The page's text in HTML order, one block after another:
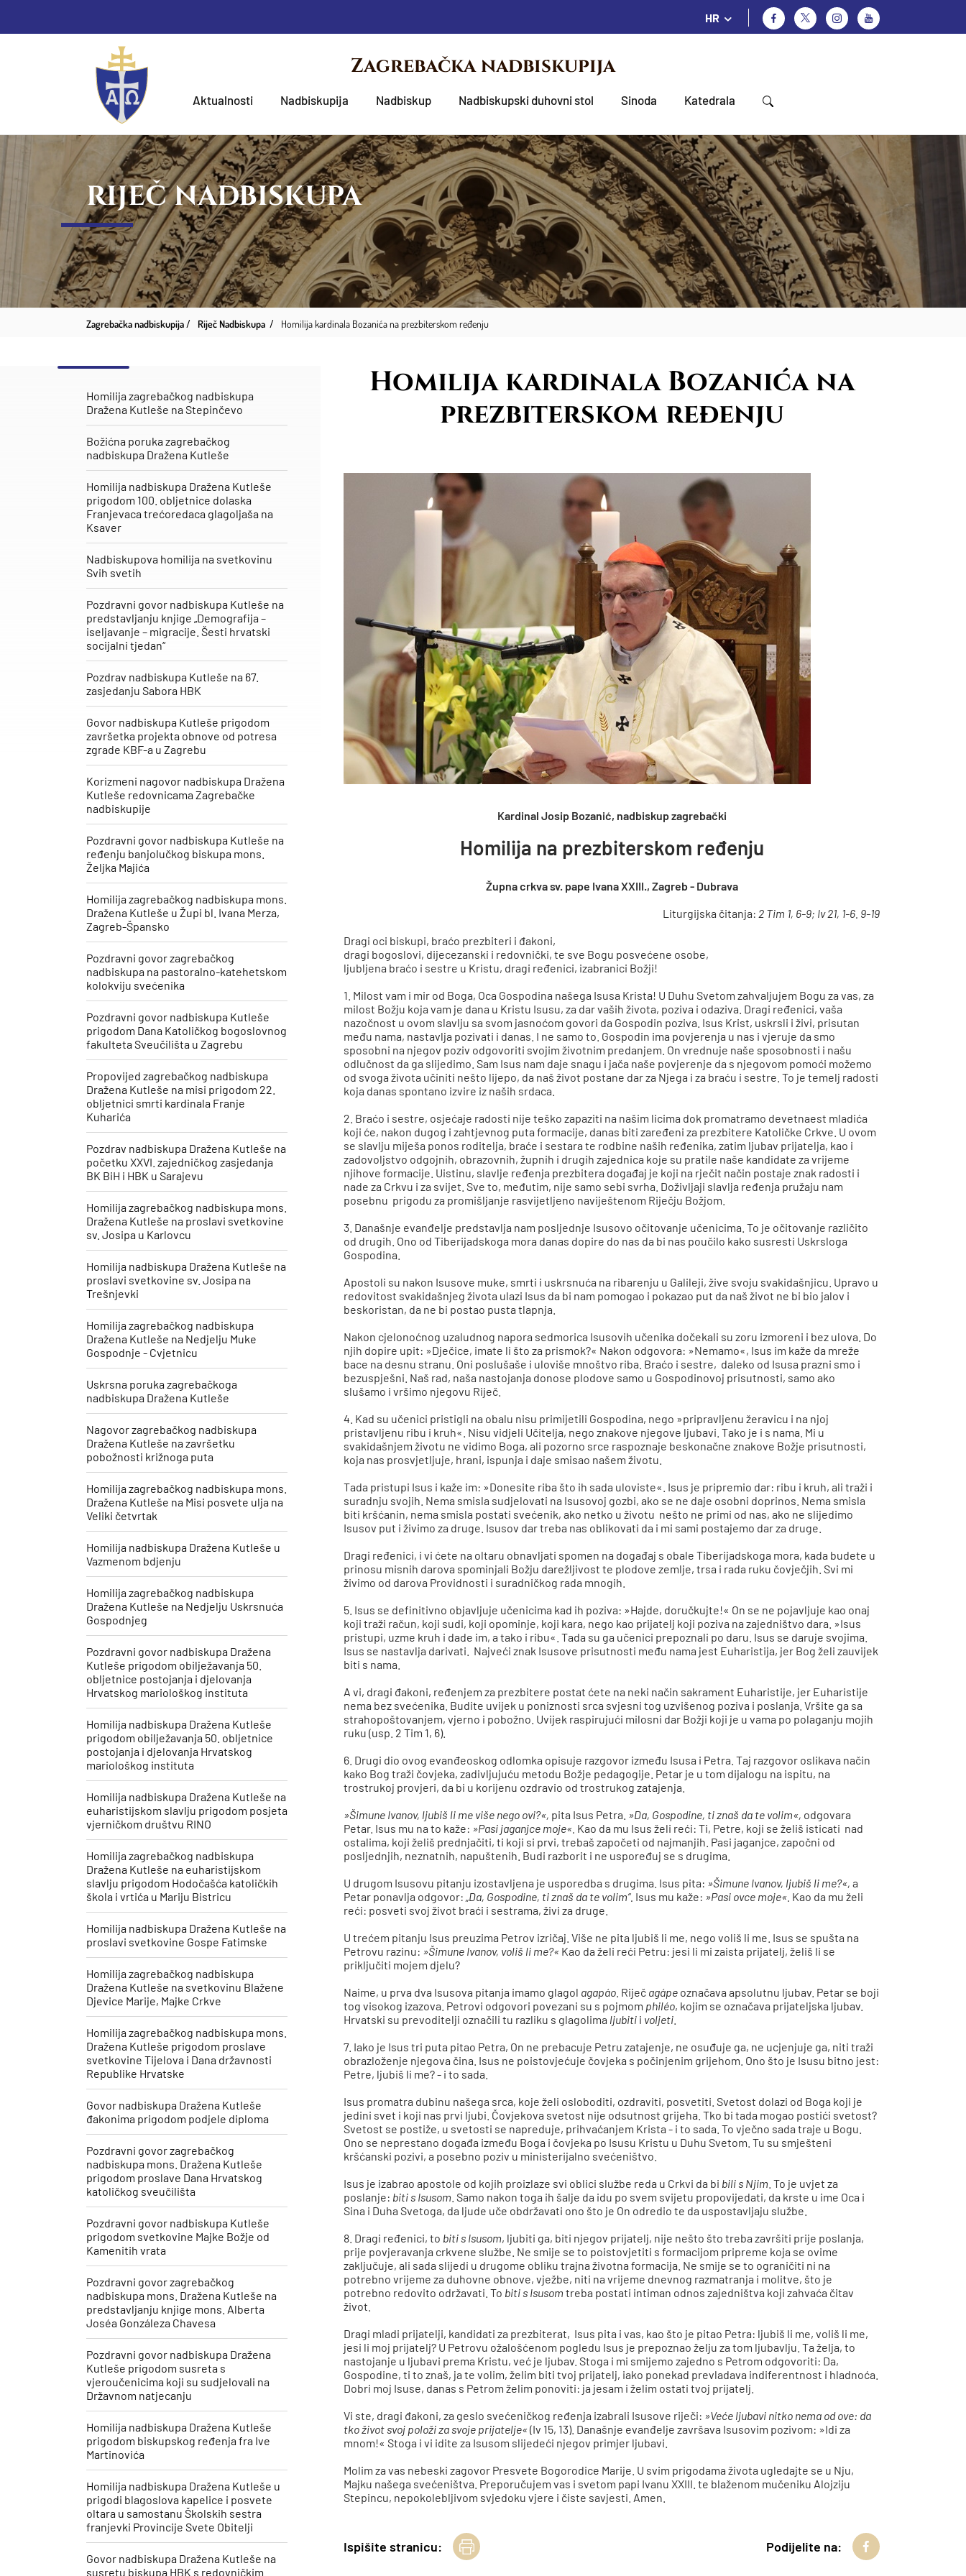
HR
Zagrebačka nadbiskupija
Aktualnosti Nadbiskupija Nadbiskup Nadbiskupski duhovni stol Sinoda Katedrala
RIJEČ NADBISKUPA
Zagrebačka nadbiskupija Riječ Nadbiskupa Homilija kardinala Bozanića na prezbiterskom ređenju
Homilija zagrebačkog nadbiskupa
Dražena Kutleše na Stepinčevo
Božićna poruka zagrebačkog
nadbiskupa Dražena Kutleše
Homilija nadbiskupa Dražena Kutleše
prigodom 100. obljetnice dolaska
Franjevaca trećoredaca glagoljaša na
Ksaver
Nadbiskupova homilija na svetkovinu
Svih svetih
Pozdravni govor nadbiskupa Kutleše na
predstavljanju knjige „Demografija –
iseljavanje – migracije. Šesti hrvatski
socijalni tjedan“
Pozdrav nadbiskupa Kutleše na 67.
zasjedanju Sabora HBK
Govor nadbiskupa Kutleše prigodom
završetka projekta obnove od potresa
zgrade KBF-a u Zagrebu
Korizmeni nagovor nadbiskupa Dražena
Kutleše redovnicama Zagrebačke
nadbiskupije
Pozdravni govor nadbiskupa Kutleše na
ređenju banjolučkog biskupa mons.
Željka Majića
Homilija zagrebačkog nadbiskupa mons.
Dražena Kutleše u Župi bl. Ivana Merza,
Zagreb-Špansko
Pozdravni govor zagrebačkog
nadbiskupa na pastoralno-katehetskom
kolokviju svećenika
Pozdravni govor nadbiskupa Kutleše
prigodom Dana Katoličkog bogoslovnog
fakulteta Sveučilišta u Zagrebu
Propovijed zagrebačkog nadbiskupa
Dražena Kutleše na misi prigodom 22.
obljetnici smrti kardinala Franje
Kuharića
​Pozdrav nadbiskupa Dražena Kutleše na
početku XXVI. zajedničkog zasjedanja
BK BiH i HBK u Sarajevu
Homilija zagrebačkog nadbiskupa mons.
Dražena Kutleše na proslavi svetkovine
sv. Josipa u Karlovcu
Homilija nadbiskupa Dražena Kutleše na
proslavi svetkovine sv. Josipa ​na
Trešnjevki
Homilija zagrebačkog nadbiskupa
Dražena Kutleše na Nedjelju Muke
Gospodnje - Cvjetnicu
Uskrsna poruka zagrebačkoga
nadbiskupa Dražena Kutleše
​Nagovor zagrebačkog nadbiskupa
Dražena Kutleše na završetku
pobožnosti križnoga puta
Homilija zagrebačkog nadbiskupa mons.
Dražena Kutleše na Misi posvete ulja na
Veliki četvrtak
Homilija nadbiskupa Dražena Kutleše u
Vazmenom bdjenju
Homilija zagrebačkog nadbiskupa
Dražena Kutleše na Nedjelju Uskrsnuća
Gospodnjeg
Pozdravni govor nadbiskupa Dražena
Kutleše prigodom obilježavanja 50.
obljetnice postojanja i djelovanja
Hrvatskog mariološkog instituta
Homilija nadbiskupa Dražena Kutleše
prigodom obilježavanja 50. obljetnice
postojanja i djelovanja Hrvatskog
mariološkog instituta
Homilija nadbiskupa Dražena Kutleše na
euharistijskom slavlju prigodom posjeta
vjerničkom društvu RINO
Homilija zagrebačkog nadbiskupa
Dražena Kutleše na euharistijskom
slavlju prigodom Hodočašća katoličkih
škola i vrtića u Mariju Bistricu
Homilija nadbiskupa Dražena Kutleše na
proslavi svetkovine Gospe Fatimske
Homilija zagrebačkog nadbiskupa
Dražena Kutleše na svetkovinu Blažene
Djevice Marije, Majke Crkve
Homilija zagrebačkog nadbiskupa mons.
Dražena Kutleše prigodom proslave
svetkovine Tijelova i Dana državnosti
Republike Hrvatske
Govor nadbiskupa Dražena Kutleše
đakonima prigodom podjele diploma
Pozdravni govor zagrebačkog
nadbiskupa mons. Dražena Kutleše
prigodom proslave Dana Hrvatskog
katoličkog sveučilišta
Pozdravni govor nadbiskupa Kutleše
prigodom svetkovine Majke Božje od
Kamenitih vrata
Pozdravni govor zagrebačkog
nadbiskupa mons. Dražena Kutleše na
predstavljanju knjige mons. Alberta
Joséa Gonzáleza Chavesa
Pozdravni govor nadbiskupa Dražena
Kutleše prigodom susreta s
vjeroučenicima koji su sudjelovali na
Državnom natjecanju
Homilija nadbiskupa Dražena Kutleše
prigodom biskupskog ređenja fra Ive
Martinovića
Homilija nadbiskupa Dražena Kutleše u
prigodi blagoslova kapelice i posvete
oltara u samostanu Školskih sestra
franjevki Provincije Svete Obitelji
Govor nadbiskupa Dražena Kutleše na
susretu biskupa HBK s redovničkim
Homilija kardinala Bozanića na
prezbiterskom ređenju
Kardinal Josip Bozanić, nadbiskup zagrebački
Homilija na prezbiterskom ređenju
Župna crkva sv. pape Ivana XXIII., Zagreb - Dubrava
Liturgijska čitanja: 2 Tim 1, 6-9; Iv 21, 1-6. 9-19
Dragi oci biskupi, braćo prezbiteri i đakoni,
dragi bogoslovi, dijecezanski i redovnički, te sve Bogu posvećene osobe,
ljubljena braćo i sestre u Kristu, dragi ređenici, izabranici Božji!
1. Milost vam i mir od Boga, Oca Gospodina našega Isusa Krista! U Duhu Svetom zahvaljujem Bogu za vas, za
milost Božju koja vam je dana u Kristu Isusu, za dar vaših života, poziva i odaziva. Dragi ređenici, vaša
nazočnost u ovom slavlju sa svom jasnoćom govori da Gospodin poziva. Isus Krist, uskrsli i živi, prisutan
među nama, nastavlja pozivati i danas. I ne samo to. Gospodin ima povjerenja u nas i vjeruje da smo
sposobni na njegov poziv odgovoriti svojim životnim predanjem. On vrednuje naše sposobnosti i našu
odlučnost da ga slijedimo. Sam Isus nam daje snagu i jača naše povjerenje da s njegovom pomoći možemo
od svoga života učiniti nešto lijepo, da naš život postane dar za Njega i za braću i sestre. To je temelj radosti
koja danas spontano izvire iz naših srdaca.
2. Braćo i sestre, osjećaje radosti nije teško zapaziti na našim licima dok promatramo devetnaest mladića
koji će, nakon dugog i zahtjevnog puta formacije, danas biti zaređeni za prezbitere Katoličke Crkve. U ovom
se slavlju miješa ponos roditelja, braće i sestara te rodbine naših ređenika, zatim ljubav prijatelja, kao i
zadovoljstvo odgojnih, obrazovnih, župnih i drugih zajednica koje su pratile naše kandidate za vrijeme
njihove formacije. Uistinu, slavlje ređenja prezbitera događaj je koji na rječit način postaje znak radosti i
nade za Crkvu i za svijet. Sve to, međutim, nije samo sebi svrha. Doživljaji slavlja ređenja pružaju nam
posebnu prigodu za promišljanje rasvijetljeno naviještenom Riječju Božjom.
3. Današnje evanđelje predstavlja nam posljednje Isusovo očitovanje učenicima. To je očitovanje različito
od drugih. Ono od Tiberijadskoga mora danas dopire do nas da bi nas poučilo kako susresti Uskrsloga
Gospodina.
Apostoli su nakon Isusove muke, smrti i uskrsnuća na ribarenju u Galileji, žive svoju svakidašnjicu. Upravo u
redovitost svakidašnjeg života ulazi Isus da bi nam pomogao i pokazao put da naš život ne bi bio jalov i
beskoristan, da ne bi postao pusta tlapnja.
Nakon cjelonoćnog uzaludnog napora sedmorica Isusovih učenika dočekali su zoru izmoreni i bez ulova. Do
njih dopire upit: »Dječice, imate li što za prismok?« Nakon odgovora: »Nemamo«, Isus im kaže da mreže
bace na desnu stranu. Oni poslušaše i uloviše mnoštvo riba. Braćo i sestre, daleko od Isusa prazni smo i
bezuspješni. Naš rad, naša nastojanja donose plodove samo u Gospodinovoj prisutnosti, samo ako
slušamo i vršimo njegovu Riječ.
4. Kad su učenici pristigli na obalu nisu primijetili Gospodina, nego »pripravljenu žeravicu i na njoj
pristavljenu ribu i kruh«. Nisu vidjeli Učitelja, nego znakove njegove ljubavi. Tako je i s nama. Mi u
svakidašnjem životu ne vidimo Boga, ali pozorno srce raspoznaje beskonačne znakove Božje prisutnosti,
koja nas prosvjetljuje, hrani, ispunja i daje smisao našem životu.
Tada pristupi Isus i kaže im: »Donesite riba što ih sada uloviste«. Isus je pripremio dar: ribu i kruh, ali traži i
suradnju svojih. Nema smisla sudjelovati na Isusovoj gozbi, ako se ne daje osobni doprinos. Nema smisla
biti kršćanin, nema smisla postati svećenik, ako netko u životu nešto ne primi od nas, ako ne slijedimo
Isusov put i živimo za druge. Isusov dar treba nas oblikovati da i mi sami postajemo dar za druge.
Dragi ređenici, i vi ćete na oltaru obnavljati spomen na događaj s obale Tiberijadskoga mora, kada budete u
prinosu misnih darova spominjali Božju darežljivost te plodove zemlje, trsa i rada ruku čovječjih. Svi mi
živimo od darova Providnosti i suradničkog rada mnogih.
5. Isus se definitivno objavljuje učenicima kad ih poziva: »Hajde, doručkujte!« On se ne pojavljuje kao onaj
koji traži račun, koji sudi, koji opominje, koji kara, nego kao prijatelj koji poziva na zajedništvo dara. »Isus
pristupi, uzme kruh i dade im, a tako i ribu«. Tada su ga učenici prepoznali po daru. Isus se daruje svojima.
Isus se nastavlja darivati. Najveći znak Isusove prisutnosti među nama jest Euharistija, jer Bog želi zauvijek
biti s nama.
A vi, dragi đakoni, ređenjem za prezbitere postat ćete na neki način sakrament Euharistije, jer Euharistije
nema bez svećenika. Budite uvijek u poniznosti srca svjesni tog uzvišenog poziva i poslanja. Vršite ga sa
strahopoštovanjem, vjerno i pobožno. Uvijek raspirujući milosni dar Božji koji je u vama po polaganju mojih
ruku (usp. 2 Tim 1, 6).
6. Drugi dio ovog evanđeoskog odlomka opisuje razgovor između Isusa i Petra. Taj razgovor oslikava način
kako Bog traži čovjeka, zadivljujuću metodu Božje pedagogije. Petar je u tom dijalogu na ispitu, na
trostrukoj provjeri, da bi u korijenu ozdravio od trostrukog zatajenja.
»Šimune Ivanov, ljubiš li me više nego ovi?«, pita Isus Petra. »Da, Gospodine, ti znaš da te volim«, odgovara
Petar. Isus mu na to kaže: »Pasi jaganjce moje«. Kao da mu Isus želi reći: Ti, Petre, koji se želiš isticati nad
ostalima, koji želiš prednjačiti, ti koji si prvi, trebaš započeti od najmanjih. Pasi jaganjce, započni od
posljednjih, neznatnih, napuštenih. Budi razborit i ne uspoređuj se s drugima.
U drugom Isusovu pitanju izostavljena je usporedba s drugima. Isus pita: »Šimune Ivanov, ljubiš li me?«, a
Petar ponavlja odgovor:„Da, Gospodine, ti znaš da te volim“. Isus mu kaže: »Pasi ovce moje«. Kao da mu želi
reći: posveti svoj život braći i sestrama, živi za druge.
U trećem pitanju Isus preuzima Petrov izričaj. Više ne pita ljubiš li me, nego voliš li me. Isus se spušta na
Petrovu razinu: »Šimune Ivanov, voliš li me?« Kao da želi reći Petru: jesi li mi zaista prijatelj, želiš li se
priključiti mojem djelu?
Naime, u prva dva Isusova pitanja imamo glagol agapáo . Riječ agápe označava apsolutnu ljubav. Petar se boji
tog visokog izazova. Petrovi odgovori povezani su s pojmom philéo, kojim se označava prijateljska ljubav.
Hrvatski su prevoditelji označili tu razliku s glagolima ljubiti i voljeti
7. Iako je Isus tri puta pitao Petra, On ne prebacuje Petru zatajenje, ne osuđuje ga, ne ucjenjuje ga, niti traži
obrazloženje njegova čina. Isus ne poistovjećuje čovjeka s počinjenim grijehom. Ono što je Isusu bitno jest:
Petre, ljubiš li me? - i to sada.
Isus promatra dubinu našega srca, koje želi osloboditi, ozdraviti, posvetiti. Svetost dolazi od Boga koji je
jedini svet i koji nas prvi ljubi. Čovjekova svetost nije odsutnost grijeha. Tko bi tada mogao postići svetost?
Svetost se postiže, u svetosti se napreduje, prihvaćanjem Krista - i to sada. To vječno sada traje u Bogu.
Ono se neprestano događa između Boga i čovjeka po Isusu Kristu u Duhu Svetom. Tu su smješteni
kršćanski pozivi, a posebno poziv u ministerijalno svećeništvo.
Isus je izabrao apostole od kojih proizlaze svi oblici službe reda u Crkvi da bi bili s Njim . To je uvjet za
poslanje: biti s Isusom . Samo nakon toga ih šalje da idu po svem svijetu propovijedati, da krste u ime Oca i
Sina i Duha Svetoga, da ljude uče obdržavati ono što je On odredio te da uspostavljaju službe.
8. Dragi ređenici, to biti s Isusom, ljubiti ga, biti njegov prijatelj, nije nešto što treba završiti prije poslanja,
prije povjeravanja crkvene službe. Ne smije se to poistovjetiti s formacijom pripreme koja se ovime
zaključuje, ali sada slijedi u drugome obliku trajna životna formacija. Ne smije se to ograničiti ni na
potrebno vrijeme za duhovne obnove, vježbe, niti na vrijeme dnevnog razmatranja i molitve, što je
potrebno redovito održavati. To biti s Isusom treba postati intiman odnos zajedništva koji zahvaća čitav
život.
Dragi mladi prijatelji, kandidati za prezbiterat, Isus pita i vas, kao što je pitao Petra: ljubiš li me, voliš li me,
jesi li moj prijatelj? U Petrovu ožalošćenom pogledu Isus je prepoznao želju za tom ljubavlju. Ta želja, to
nastojanje u ljubavi prema Kristu, već je ljubav. Stoga i mi smijemo zajedno s Petrom odgovoriti: Da,
Gospodine, ti to znaš, ja te volim, želim biti tvoj prijatelj, iako ponekad prevladava indiferentnost i hladnoća.
Dobri moj Isuse, danas s Petrom želim ponoviti: ja jesam i želim ostati tvoj prijatelj.
Vi ste, dragi đakoni, za geslo svećeničkog ređenja izabrali Isusove riječi: »Veće ljubavi nitko nema od ove: da
tko život svoj položi za svoje prijatelje«(Iv 15, 13). Današnje evanđelje završava Isusovim pozivom: »Idi za
mnom!« Stoga i vi idite za Isusom slijedeći njegov primjer ljubavi.
Molim za vas nebeski zagovor Presvete Bogorodice Marije. U svim prigodama života ugledajte se u Nju,
Majku našega svećeništva. Preporučujem vas i svetom papi Ivanu XXIII. te blaženom mučeniku Alojziju
Stepincu, nepokolebljivom svjedoku vjere i čiste savjesti. Amen.
Ispišite stranicu: Podijelite na: